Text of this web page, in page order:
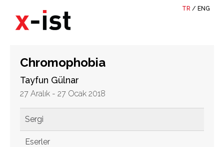
TR / ENG
Chromophobia
Tayfun Gülnar
27 Aralık - 27 Ocak 2018
Sergi
Eserler